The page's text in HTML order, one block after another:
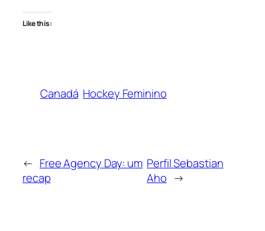
Like this:
Canadá Hockey Feminino
← Free Agency Day: um
recap
Perfil Sebastian
Aho →